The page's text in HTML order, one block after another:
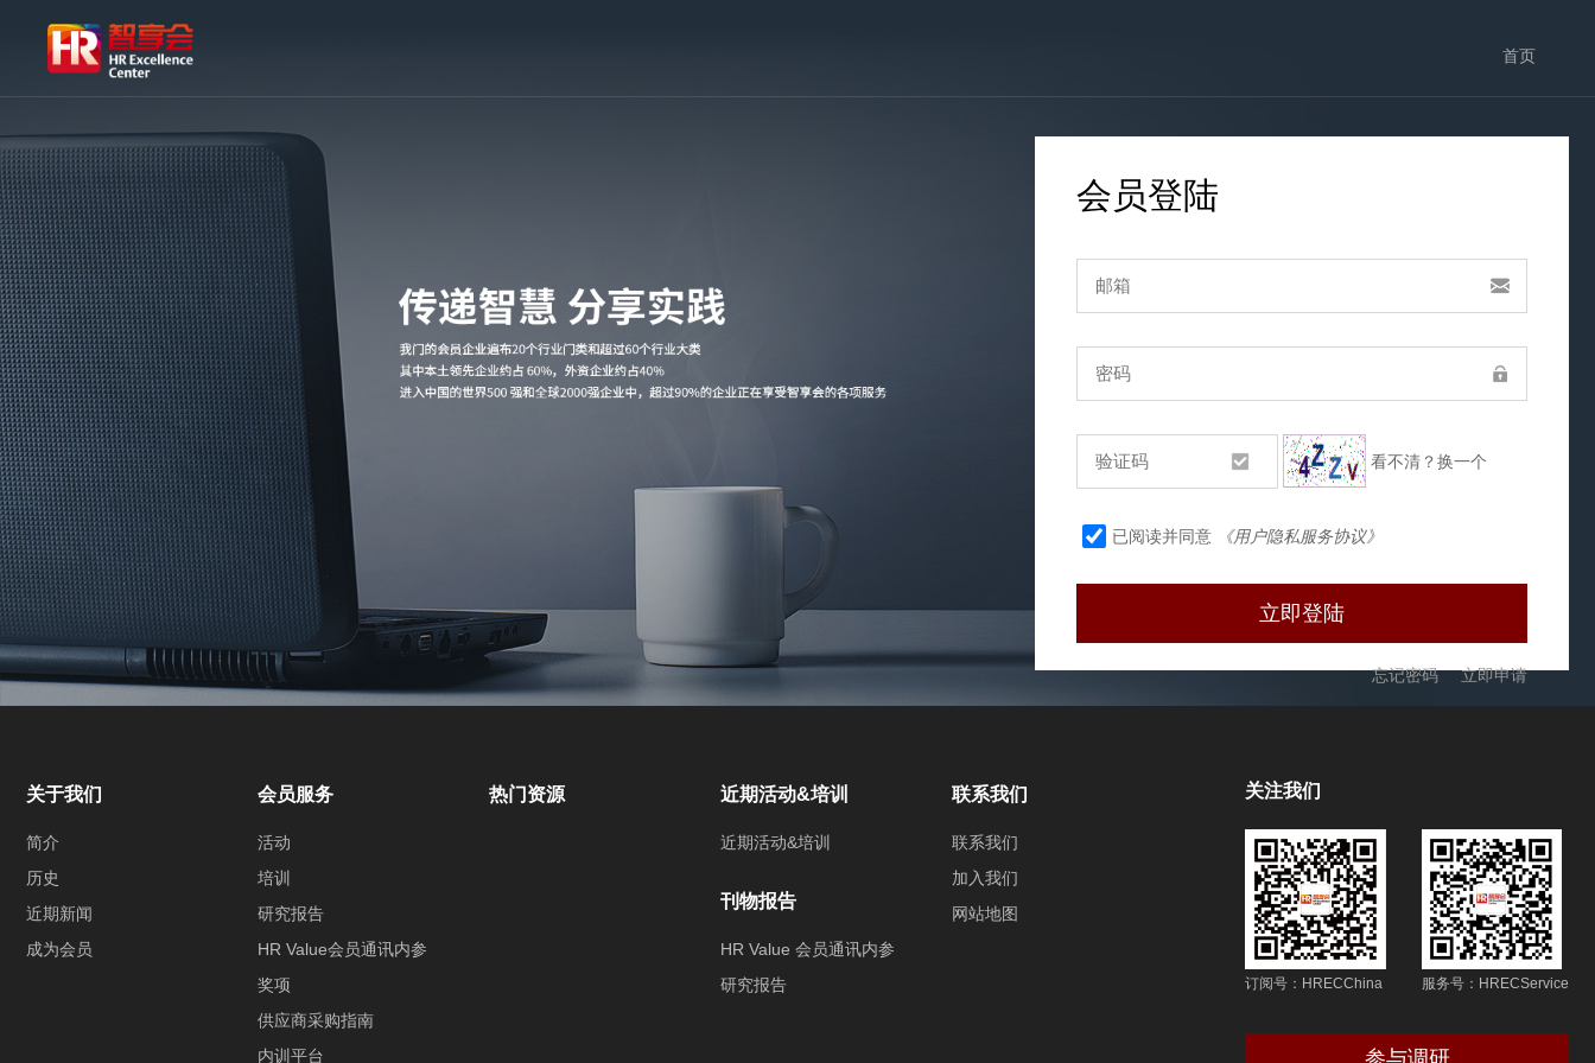
首页
会员登陆
看不清？换一个
已阅读并同意 《用户隐私服务协议》
忘记密码 立即申请
关于我们
简介
历史
近期新闻
成为会员
会员服务
活动
培训
研究报告
HR Value会员通讯内参
奖项
供应商采购指南
内训平台
热门资源 近期活动&培训
近期活动&培训
刊物报告
HR Value 会员通讯内参
研究报告
联系我们
联系我们
加入我们
网站地图
关注我们
订阅号：HRECChina 服务号：HRECService
参与调研